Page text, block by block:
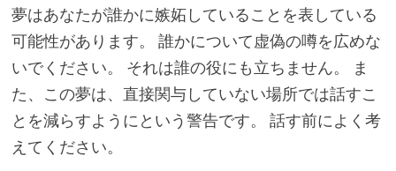
夢はあなたが誰かに嫉妬していることを表している
可能性があります。 誰かについて虚偽の噂を広めな
いでください。 それは誰の役にも立ちません。 ま
た、この夢は、直接関与していない場所では話すこ
とを減らすようにという警告です。 話す前によく考
えてください。